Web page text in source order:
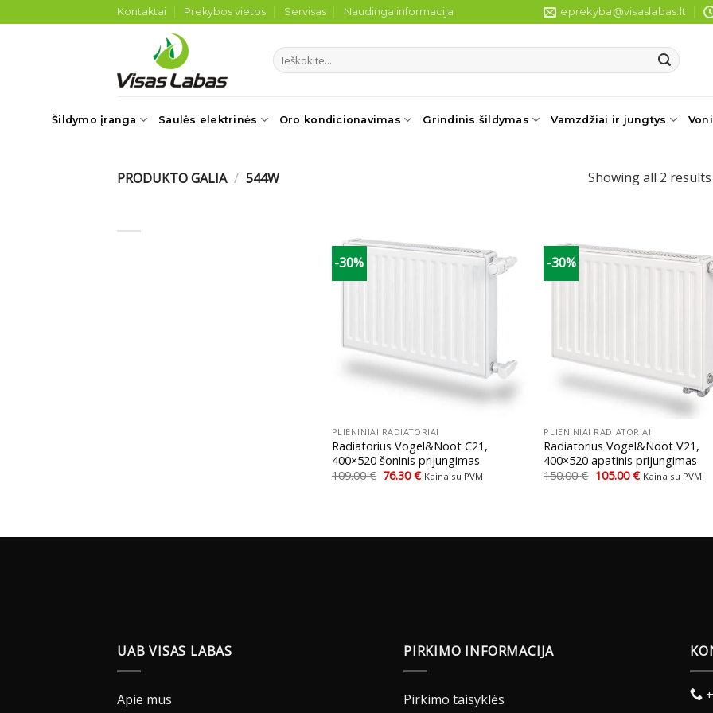
to
Kontaktai Prekybos vietos Servisas Naudinga informacija eprekyba@visaslabas.lt
Ieškoti:
Šildymo įranga Saulės elektrinės Oro kondicionavimas Grindinis šildymas Vamzdžiai ir jungtys
PRODUKTO GALIA / 544W Showing all 2 results
-30%
PLIENINIAI RADIATORIAI
Radiatorius Vogel&Noot C21,
400×520 šoninis prijungimas
109.00€ Original
76.30€Current
Kaina su PVM
-30%
PLIENINIAI RADIATORIAI
Radiatorius Vogel&Noot V21,
400×520 apatinis prijungimas
150.00€ Original
105.00€Current
Kaina su PVM
UAB VISAS LABAS
Apie mus
PIRKIMO INFORMACIJA
Pirkimo taisyklės